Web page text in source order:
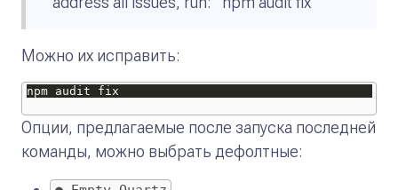
Можно их исправить:
Опции, предлагаемые после запуска последней
команды, можно выбрать дефолтные: